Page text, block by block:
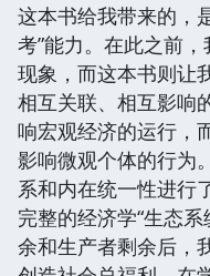
这本书给我带来的，
考”能力。在此之前
现象，而这本书则让
相互关联、相互影响
响宏观经济的运行，
影响微观个体的行为
系和内在统一性进行
完整的经济学“生态
余和生产者剩余后，